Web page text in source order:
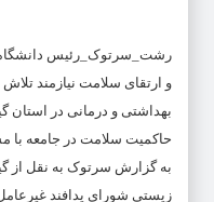
رشت_سرتوک_رئیس دانشگاه
و ارتقای سلامت نیازمند
بهداشتی و درمانی در استان
حاکمیت سلامت در جامعه با
به گزارش سرتوک به نقل از
زیستی شورای پدافند